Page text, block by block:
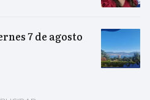
7 de agosto